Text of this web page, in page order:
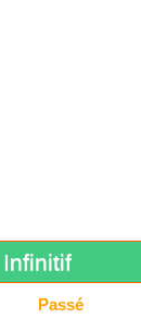
Infinitif
Passé